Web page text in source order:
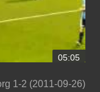
05:05
1-2 (2011-09-26)